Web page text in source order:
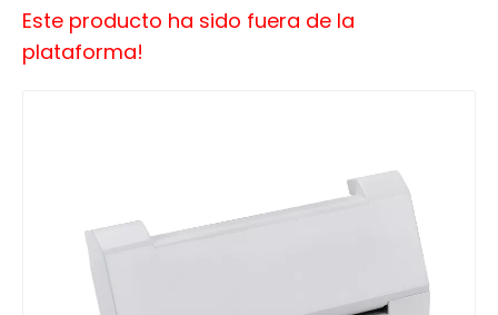
Este producto ha sido fuera de la
plataforma!